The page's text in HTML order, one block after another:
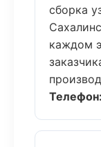
сборка
каждом
Телефон: